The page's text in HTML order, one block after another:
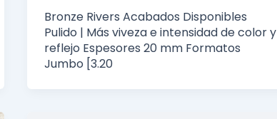
Bronze Rivers Acabados Disponibles
Pulido | Más viveza e intensidad de color y
reflejo Espesores 20 mm Formatos
Jumbo [3.20